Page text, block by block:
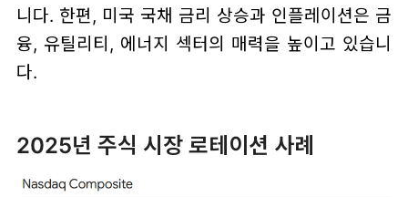
니다. 한편, 미국 국채 금리 상승과 인플레이션은 금
융, 유틸리티, 에너지 섹터의 매력을 높이고 있습니
다.
2025년 주식 시장 로테이션 사례